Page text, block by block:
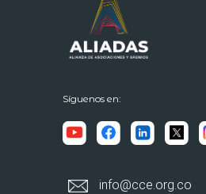
Síguenos en:
info@cce.org.co